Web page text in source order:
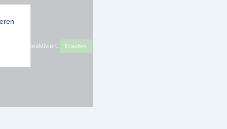
ist deaktiviert. Erlauben